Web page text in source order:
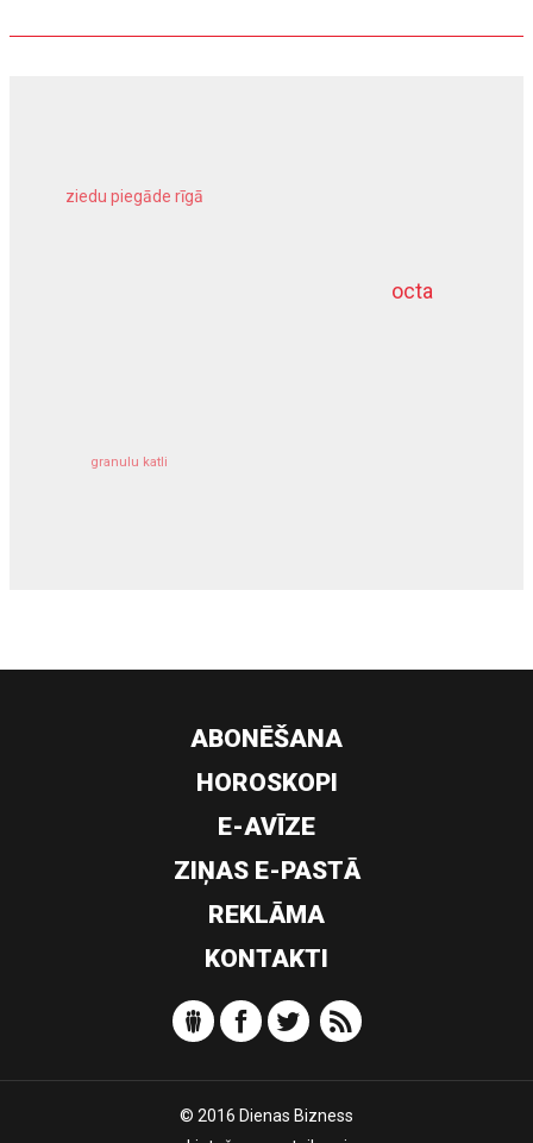
octa
ziedu piegāde rīgā
granulu katli
dziļurbums
ABONĒŠANA
HOROSKOPI
E-AVĪZE
ZIŅAS E-PASTĀ
REKLĀMA
KONTAKTI
© 2016 Dienas Bizness